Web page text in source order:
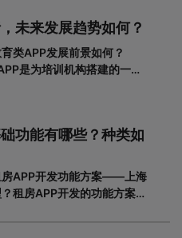
包含哪些步骤。一、基本功
未来发展趋势如何？
类APP发展前景如何？
是为培训机构搭建的一个
6月，我国网民规模达8.02
网民规模已达7.8
功能有哪些？种类如
房APP开发功能方案——上海
租房APP开发的功能方案